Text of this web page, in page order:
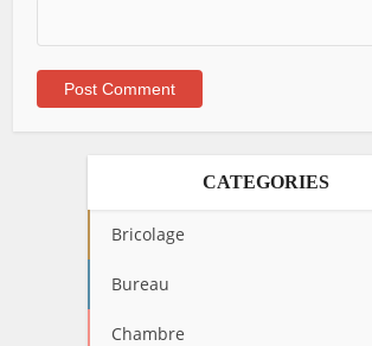
CATEGORIES
Bricolage
Bureau
Chambre